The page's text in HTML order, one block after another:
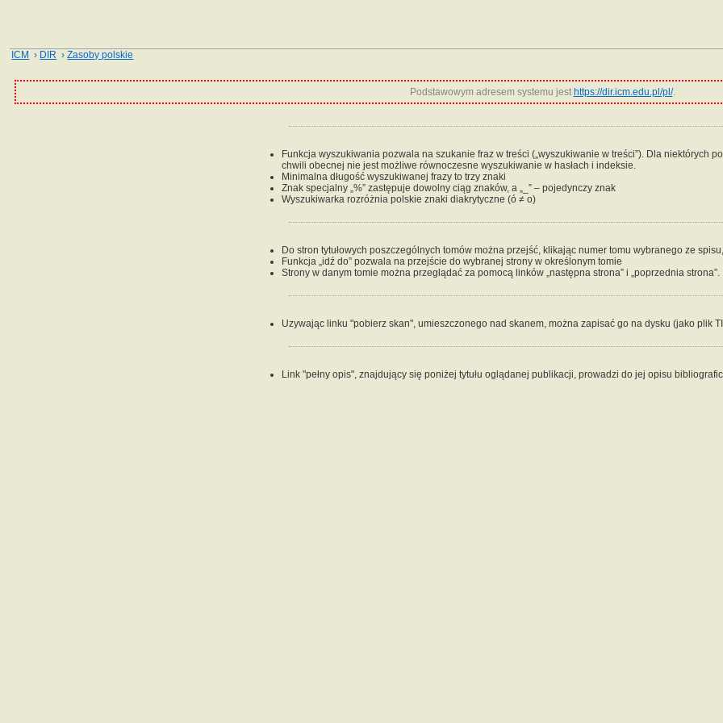
ICM › DIR ›Zasoby polskie
Podstawowym adresem systemu jest https://dir.icm.edu.pl/pl/.
Funkcja wyszukiwania pozwala na szukanie fraz w treści („wyszukiwanie w treści”). Dla niektórych
chwili obecnej nie jest możliwe równoczesne wyszukiwanie w hasłach i indeksie.
Minimalna długość wyszukiwanej frazy to trzy znaki
Znak specjalny „%” zastępuje dowolny ciąg znaków, a „_” – pojedynczy znak
Wyszukiwarka rozróżnia polskie znaki diakrytyczne (ó ≠ o)
Do stron tytułowych poszczególnych tomów można przejść, klikając numer tomu wybranego ze
Funkcja „idź do” pozwala na przejście do wybranej strony w określonym tomie
Strony w danym tomie można przeglądać za pomocą linków „następna strona” i „poprzednia strona”.
Uzywając linku "pobierz skan", umieszczonego nad skanem, można zapisać go na dysku (jako plik
Link "pełny opis", znajdujący się poniżej tytułu oglądanej publikacji, prowadzi do jej opisu